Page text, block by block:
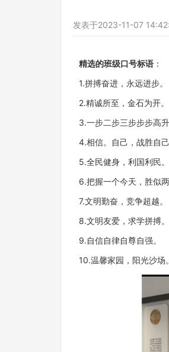
发表于2023-11-07
精选的班级口号标语 ：
1.拼搏奋进，永远进步。
2.精诚所至，金石为开。
3.一步二步三步步步高
4.相信。自己，战胜自己
5.全民健身，利国利民。
6.把握一个今天，胜似两
7.文明勤奋，竞争超越。
8.文明友爱，求学拼搏。
9.自信自律自尊自强。
10.温馨家园，阳光沙场。